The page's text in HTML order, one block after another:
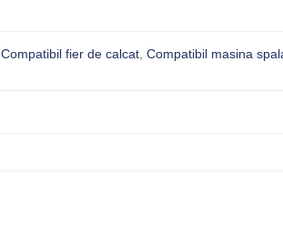
Compatibil fier de calcat, Compatibil masina